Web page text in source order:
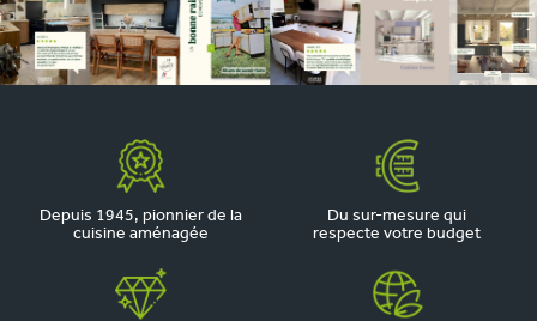
Depuis 1945, pionnier de la
cuisine aménagée
Du sur-mesure qui
respecte votre budget